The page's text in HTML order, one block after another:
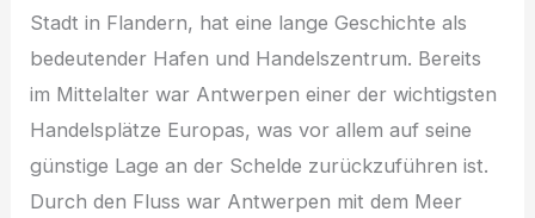
Stadt in Flandern, hat eine lange Geschichte als
bedeutender Hafen und Handelszentrum. Bereits
im Mittelalter war Antwerpen einer der wichtigsten
Handelsplätze Europas, was vor allem auf seine
günstige Lage an der Schelde zurückzuführen ist.
Durch den Fluss war Antwerpen mit dem Meer